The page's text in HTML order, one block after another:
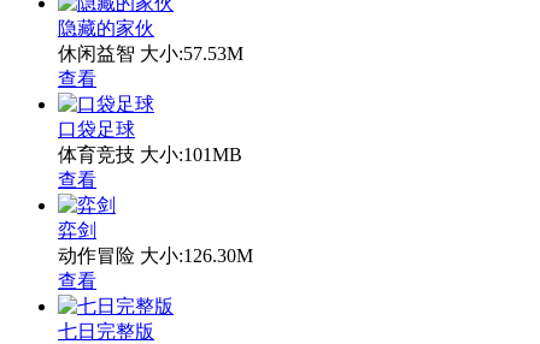
隐藏的家伙
休闲益智 大小:57.53M
查看
口袋足球
体育竞技 大小:101MB
查看
弈剑
动作冒险 大小:126.30M
查看
七日完整版